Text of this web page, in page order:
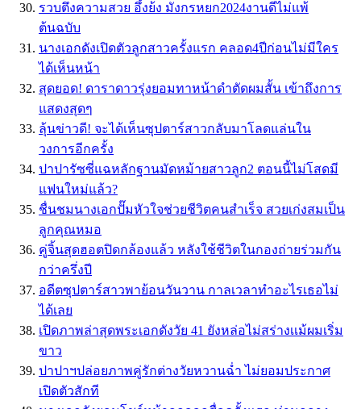
รวบตึงความสวย อึ้งย้ง มังกรหยก2024งานดีไม่แพ้
ต้นฉบับ
นางเอกดังเปิดตัวลูกสาวครั้งแรก คลอด4ปีก่อนไม่มีใคร
ได้เห็นหน้า
สุดยอด! ดาราดาวรุ่งยอมทาหน้าดำตัดผมสั้น เข้าถึงการ
แสดงสุดๆ
ลุ้นข่าวดี! จะได้เห็นซุปตาร์สาวกลับมาโลดแล่นใน
วงการอีกครั้ง
ปาปารัซซี่แฉหลักฐานมัดหม้ายสาวลูก2 ตอนนี้ไม่โสดมี
แฟนใหม่แล้ว?
ชื่นชมนางเอกปั๊มหัวใจช่วยชีวิตคนสำเร็จ สวยเก่งสมเป็น
ลูกคุณหมอ
คู่จิ้นสุดฮอตปิดกล้องแล้ว หลังใช้ชีวิตในกองถ่ายร่วมกัน
กว่าครึ่งปี
อดีตซุปตาร์สาวพาย้อนวันวาน กาลเวลาทำอะไรเธอไม่
ได้เลย
เปิดภาพล่าสุดพระเอกดังวัย 41 ยังหล่อไม่สร่างเเม้ผมเริ่ม
ขาว
ปาปาฯปล่อยภาพคู่รักต่างวัยหวานฉ่ำ ไม่ยอมประกาศ
เปิดตัวสักที